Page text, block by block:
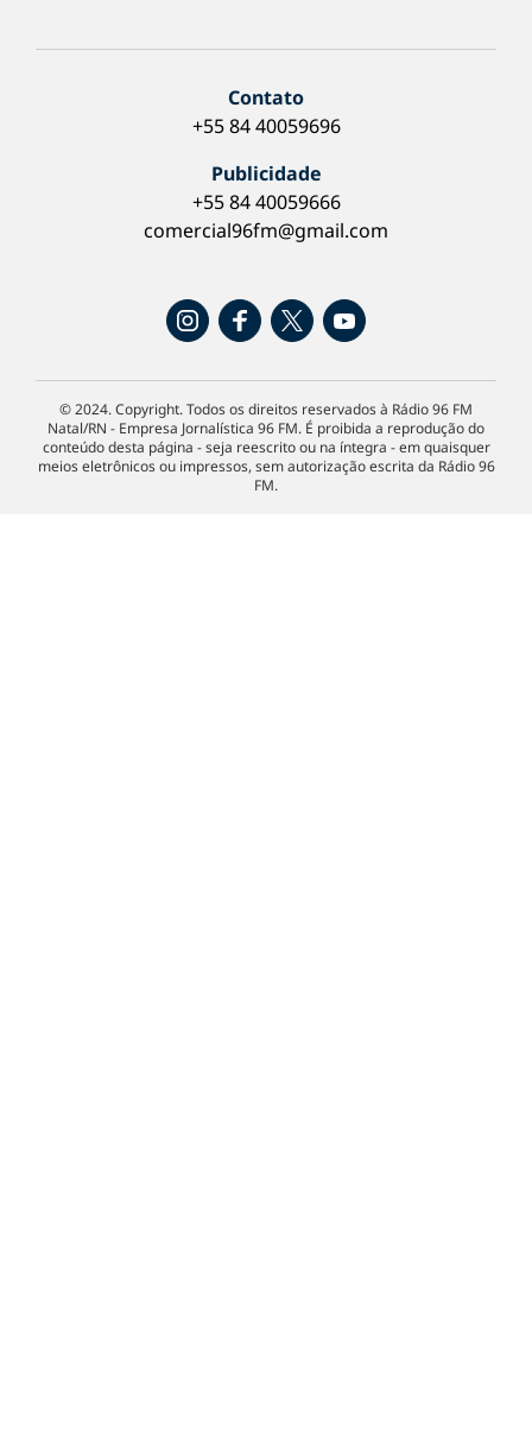
Contato
+55 84 40059696
Publicidade
+55 84 40059666
comercial96fm@gmail.com
© 2024. Copyright. Todos os direitos reservados à Rádio 96 FM
Natal/RN - Empresa Jornalística 96 FM. É proibida a reprodução do
conteúdo desta página - seja reescrito ou na íntegra - em quaisquer
meios eletrônicos ou impressos, sem autorização escrita da Rádio 96
FM.